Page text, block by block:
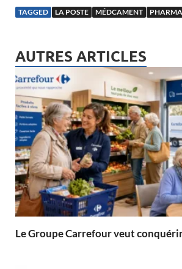
TAGGED LA POSTE MÉDCAMENT
AUTRES ARTICLES
Le Groupe Carrefour veut